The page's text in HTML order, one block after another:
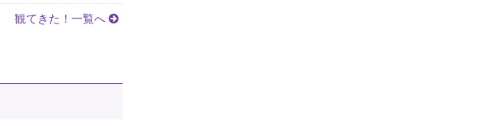
観てきた！一覧へ